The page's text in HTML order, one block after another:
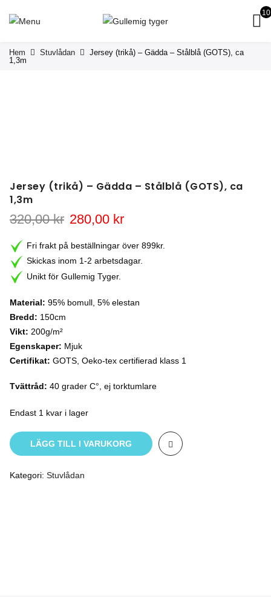
10
Hem Stuvlådan
Jersey (trikå) – Gädda – Stålblå (GOTS), ca
1,3m
Jersey (trikå) – Gädda – Stålblå (GOTS), ca
1,3m
320,00kr Det
priset
var:
320,00 kr.
280,00 krDet
priset
är:
Fri frakt på beställningar över 899kr.
Skickas inom 1-2 arbetsdagar.
Unikt för Gullemig Tyger.
Material: 95% bomull, 5% elestan
Bredd: 150cm
Vikt: 200g/m²
Egenskaper: Mjuk
Certifikat: GOTS, Oeko-tex certifierad klass 1
Tvättråd: 40 grader C°, ej torktumlare
Endast 1 kvar i lager
LÄGG TILL I VARUKORG
Kategori: Stuvlådan